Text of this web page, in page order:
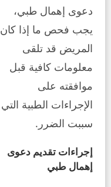
دعوى إهمال طبي،
يجب فحص ما إذا كان
المريض قد تلقى
معلومات كافية قبل
موافقته على
الإجراءات الطبية التي
سببت الضرر.
إجراءات تقديم دعوى
إهمال طبي